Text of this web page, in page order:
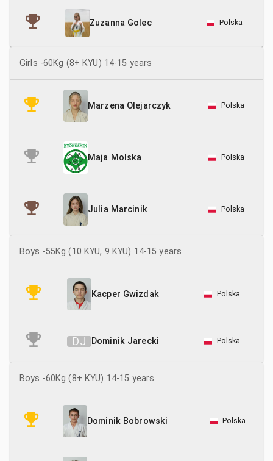
Zuzanna Golec Polska
Girls -60Kg (8+ KYU) 14-15 years
Marzena Olejarczyk Polska
Maja Molska Polska
Julia Marcinik Polska
Boys -55Kg (10 KYU, 9 KYU) 14-15 years
Kacper Gwizdak Polska
DJ Dominik Jarecki Polska
Boys -60Kg (8+ KYU) 14-15 years
Dominik Bobrowski Polska